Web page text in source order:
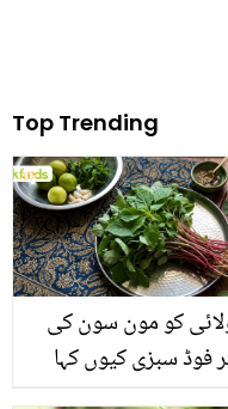
Top Trending
کو مون سون کی
فوڈ سبزی کیوں کہا